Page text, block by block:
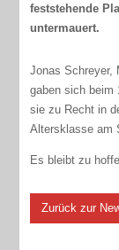
feststehende
untermauert.
Jonas Schreyer,
gaben sich beim
sie zu Recht in
Altersklasse am
Es bleibt zu
Zurück zur